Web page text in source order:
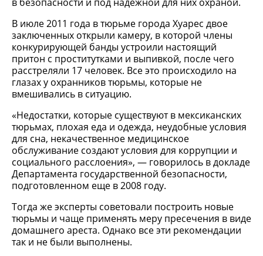
В июле 2011 года в тюрьме города Хуарес двое
заключенных открыли камеру, в которой члены
конкурирующей банды устроили настоящий
притон с проститутками и выпивкой, после чего
расстреляли 17 человек. Все это происходило на
глазах у охранников тюрьмы, которые не
вмешивались в ситуацию.
«Недостатки, которые существуют в мексиканских
тюрьмах, плохая еда и одежда, неудобные условия
для сна, некачественное медицинское
обслуживание создают условия для коррупции и
социального расслоения», — говорилось в докладе
Департамента государственной безопасности,
подготовленном еще в 2008 году.
Тогда же эксперты советовали построить новые
тюрьмы и чаще применять меру пресечения в виде
домашнего ареста. Однако все эти рекомендации
так и не были выполнены.